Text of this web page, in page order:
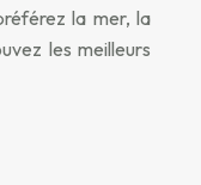
la mer, la
les meilleurs